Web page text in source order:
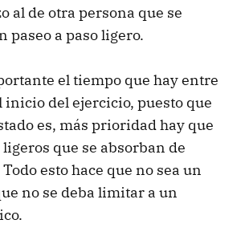
al de otra persona que se
paseo a paso ligero.
el tiempo que hay entre
inicio del ejercicio, puesto que
es, más prioridad hay que
que se absorban de
esto hace que no sea un
no se deba limitar a un